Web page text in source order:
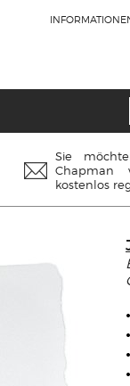
Sie
Chapman
kostenlos